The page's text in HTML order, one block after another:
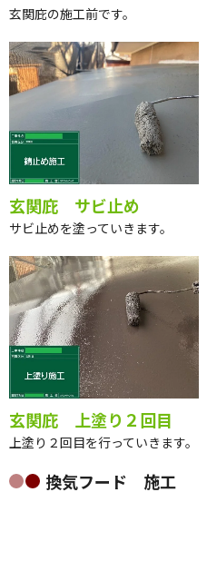
玄関庇 施工前
玄関庇 サビ止め
玄関庇 上塗り２回目
換気フード 施工